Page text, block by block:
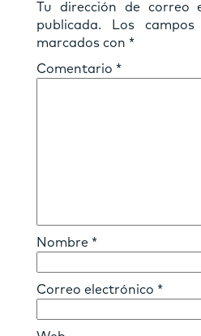
Tu dirección de correo
publicada.
Los
marcados con *
Comentario *
Nombre *
Correo electrónico *